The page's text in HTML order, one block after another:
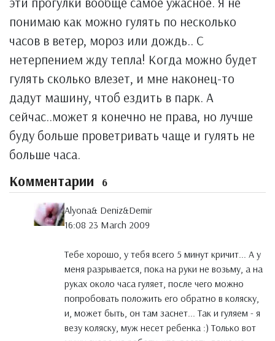
понимаю как можно гулять по несколько
часов в ветер, мороз или дождь.. С
нетерпением жду тепла! Когда можно будет
гулять сколько влезет, и мне наконец-то
дадут машину, чтоб ездить в парк. А
сейчас..может я конечно не права, но лучше
буду больше проветривать чаще и гулять не
больше часа.
Комментарии 6
Alyona& Deniz&Demir
16:08 23 March 2009
Тебе хорошо, у тебя всего 5 минут кричит... А у
меня разрывается, пока на руки не возьму, а на
руках около часа гуляет, после чего можно
попробовать положить его обратно в коляску,
и, может быть, он там заснет... Так и гуляем - я
везу коляску, муж несет ребенка :) Только вот